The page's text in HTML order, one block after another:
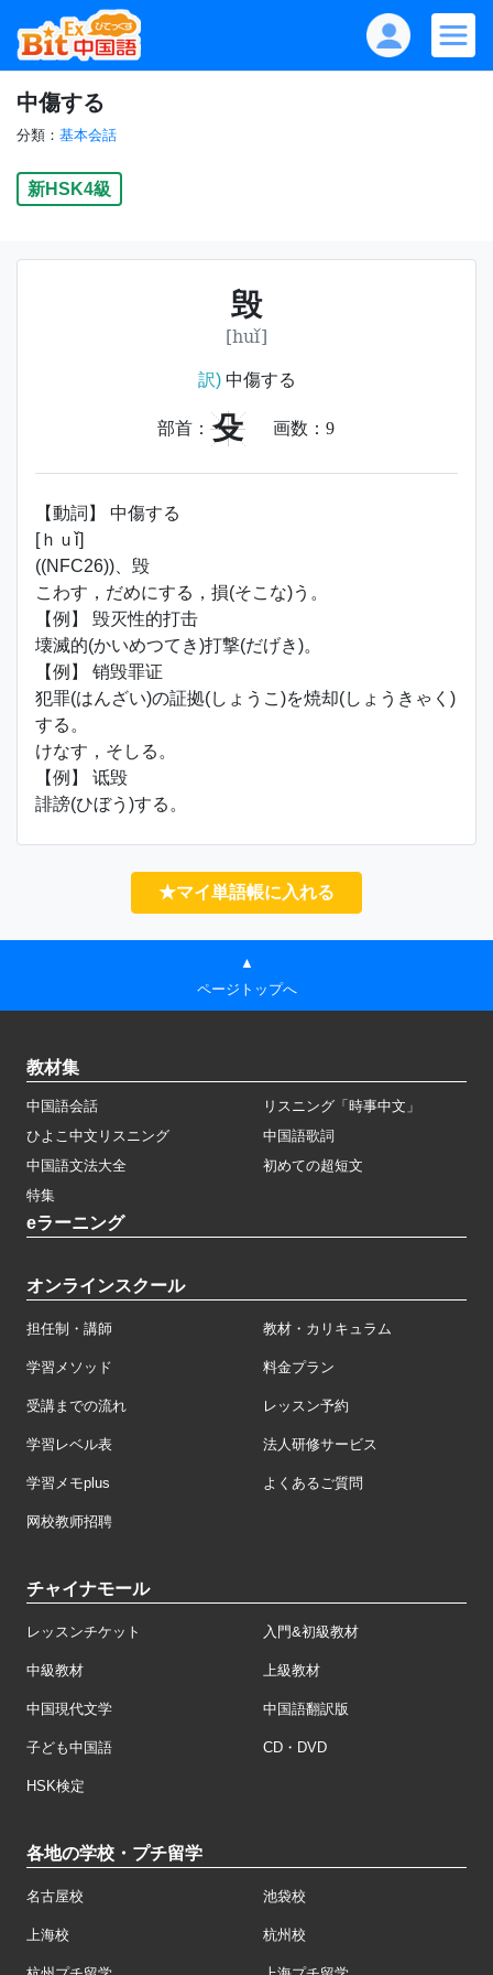
中傷する
分類： 基本会話
新HSK4級
毁
[huǐ]
訳)中傷する
部首： 殳 画数： 9
【動詞】 中傷する
[ｈｕǐ]
((NFC26))、毁
こわす，だめにする，損(そこな)う。
【例】 毁灭性的打击
壊滅的(かいめつてき)打撃(だげき)。
【例】 销毁罪证
犯罪(はんざい)の証拠(しょうこ)を焼却(しょうきゃく)
する。
けなす，そしる。
【例】 诋毁
誹謗(ひぼう)する。
★マイ単語帳に入れる
▲
ページトップへ
教材集
中国語会話
リスニング「時事中文」
ひよこ中文リスニング
中国語歌詞
中国語文法大全
初めての超短文
特集
eラーニング
オンラインスクール
担任制・講師 教材・カリキュラム
学習メソッド 料金プラン
受講までの流れ レッスン予約
学習レベル表 法人研修サービス
学習メモplus よくあるご質問
网校教师招聘
チャイナモール
レッスンチケット 入門&初級教材
中級教材 上級教材
中国現代文学 中国語翻訳版
子ども中国語 CD・DVD
HSK検定
各地の学校・プチ留学
名古屋校 池袋校
上海校 杭州校